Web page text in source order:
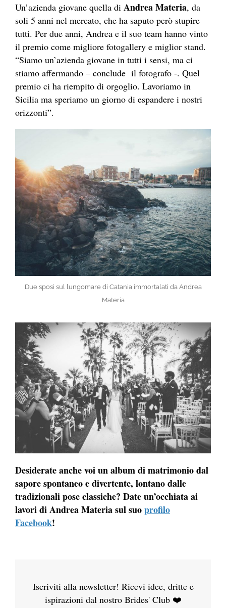
Un’azienda giovane quella di Andrea Materia, da
soli 5 anni nel mercato, che ha saputo però stupire
tutti. Per due anni, Andrea e il suo team hanno vinto
il premio come migliore fotogallery e miglior stand.
“Siamo un’azienda giovane in tutti i sensi, ma ci
stiamo affermando – conclude il fotografo -. Quel
premio ci ha riempito di orgoglio. Lavoriamo in
Sicilia ma speriamo un giorno di espandere i nostri
orizzonti”.
Due sposi sul lungomare di Catania immortalati da Andrea
Materia
Desiderate anche voi un album di matrimonio dal
sapore spontaneo e divertente, lontano dalle
tradizionali pose classiche? Date un’occhiata ai
lavori di Andrea Materia sul suoprofilo
Facebook!
Iscriviti alla newsletter! Ricevi idee, dritte e
ispirazioni dal nostro Brides' Club ❤️